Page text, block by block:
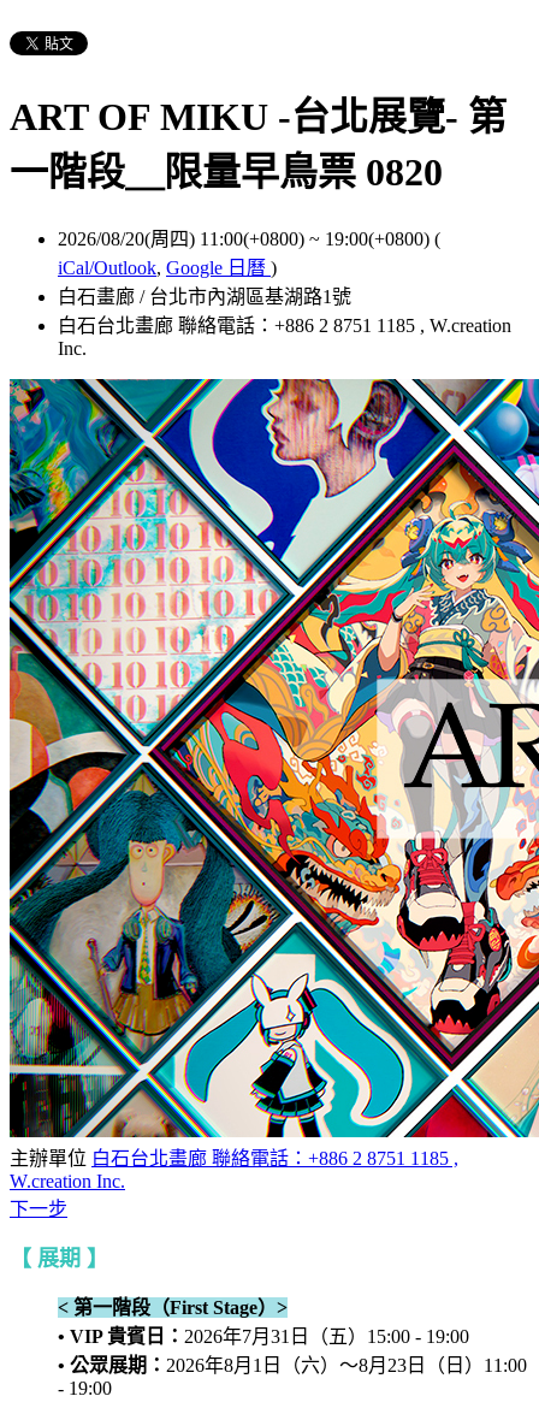
ART OF MIKU -台北展覽- 第
一階段＿限量早鳥票 0820
2026/08/20(周四) 11:00(+0800) ~ 19:00(+0800) (
iCal/Outlook, Google 日曆 )
白石畫廊 / 台北市內湖區基湖路1號
白石台北畫廊 聯絡電話：+886 2 8751 1185 , W.creation
Inc.
主辦單位 白石台北畫廊 聯絡電話：+886 2 8751 1185 ,
W.creation Inc.
下一步
【 展期 】
< 第一階段（First Stage）>
• VIP 貴賓日： 2026年7月31日（五）15:00 - 19:00
• 公眾展期： 2026年8月1日（六）～8月23日（日）11:00
- 19:00